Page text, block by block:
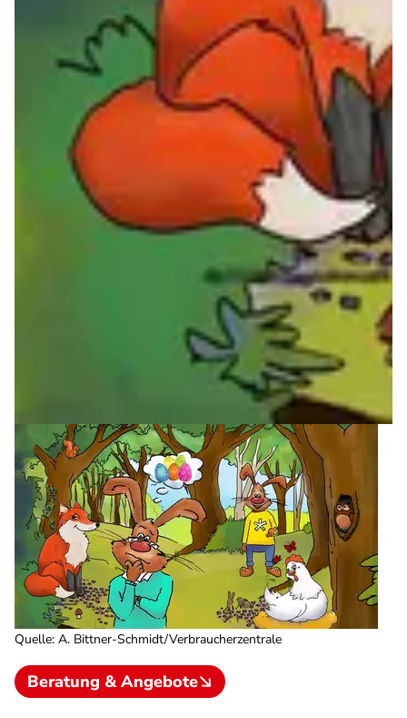
Quelle: A. Bittner-Schmidt/Verbraucherzentrale
Beratung & Angebote